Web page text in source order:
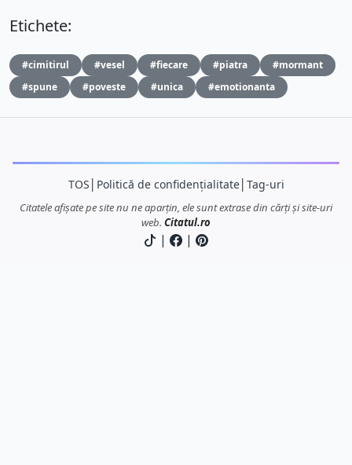
Etichete:
#cimitirul #vesel #fiecare #piatra
#mormant
#spune
#poveste #unica #emotionanta
TOS Politică de confidențialitate│ Tag-uri
Citatele afișate pe site nu ne aparțin, ele sunt extrase din cărți și site-uri
web. Citatul.ro
| |